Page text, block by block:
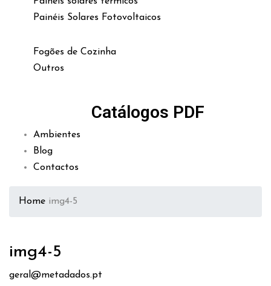
Painéis Solares Fotovoltaicos
Fogões de Cozinha
Outros
Catálogos PDF
Ambientes
Blog
Contactos
Home img4-5
img4-5
geral@metadados.pt